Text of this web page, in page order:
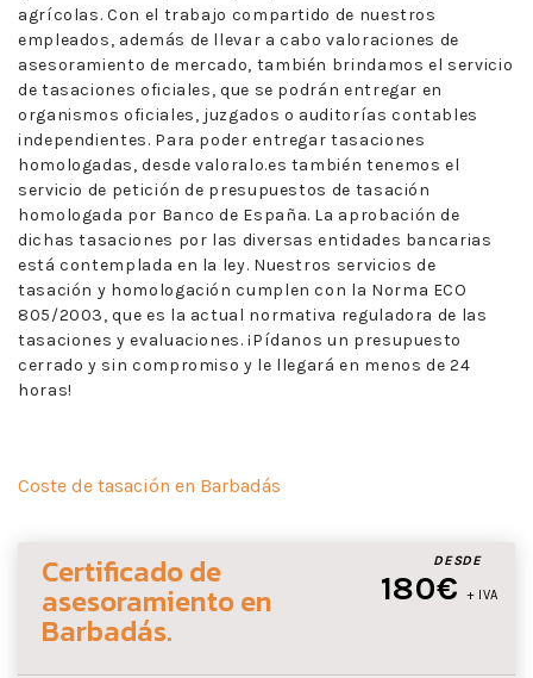
agrícolas. Con el trabajo compartido de nuestros
empleados, además de llevar a cabo valoraciones de
asesoramiento de mercado, también brindamos el servicio
de tasaciones oficiales, que se podrán entregar en
organismos oficiales, juzgados o auditorías contables
independientes. Para poder entregar tasaciones
homologadas, desde valoralo.es también tenemos el
servicio de petición de presupuestos de tasación
homologada por Banco de España. La aprobación de
dichas tasaciones por las diversas entidades bancarias
está contemplada en la ley. Nuestros servicios de
tasación y homologación cumplen con la Norma ECO
805/2003, que es la actual normativa reguladora de las
tasaciones y evaluaciones. ¡Pídanos un presupuesto
cerrado y sin compromiso y le llegará en menos de 24
horas!
Coste de tasación en Barbadás
DESDE
180€ + IVA
Certificado de
asesoramientoen
Barbadás.